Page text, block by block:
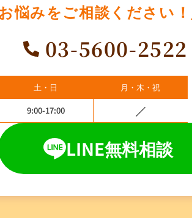
悩みをご相談ください！
03-5600-2522
土・日
月・木・祝
9:00-17:00
LINE無料相談